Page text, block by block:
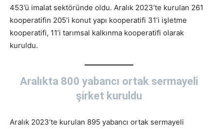
453’ü imalat sektöründe oldu. Aralık 2023’te kurulan 261
kooperatifin 205’i konut yapı kooperatifi 31’i işletme
kooperatifi, 11’i tarımsal kalkınma kooperatifi olarak
kuruldu.
Aralıkta 800 yabancı ortak sermayeli
şirket kuruldu
Aralık 2023’te kurulan 895 yabancı ortak sermayeli